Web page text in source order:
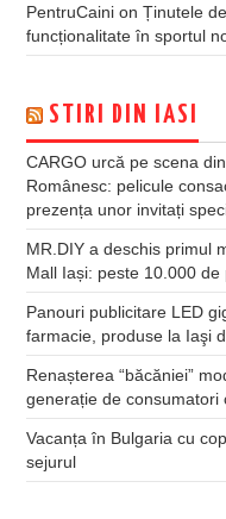
PentruCaini onȚinutele
funcționalitate în sportul
STIRI DIN IASI
CARGO urcă pe scena
Românesc: pelicule
prezența unor invitați
MR.DIY a deschis primul
Mall Iași: peste 10.000
Panouri publicitare LED
farmacie, produse la Iaşi
Renașterea “băcăniei”
generație de
Vacanța în Bulgaria cu
sejurul